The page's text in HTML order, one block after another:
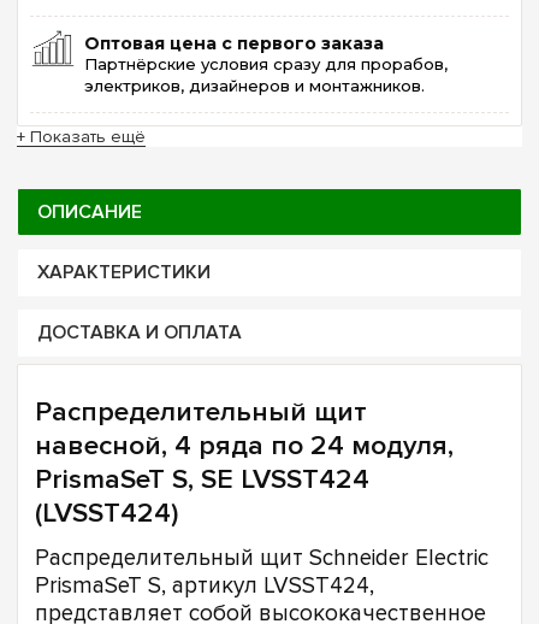
Оптовая цена с первого заказа
Партнёрские условия сразу для прорабов,
электриков, дизайнеров и монтажников.
+ Показать ещё
ОПИСАНИЕ
ХАРАКТЕРИСТИКИ
ДОСТАВКА И ОПЛАТА
Распределительный щит
навесной, 4 ряда по 24 модуля,
PrismaSeT S, SE LVSST424
(LVSST424)
Распределительный щит Schneider Electric
PrismaSeT S, артикул LVSST424,
представляет собой высококачественное